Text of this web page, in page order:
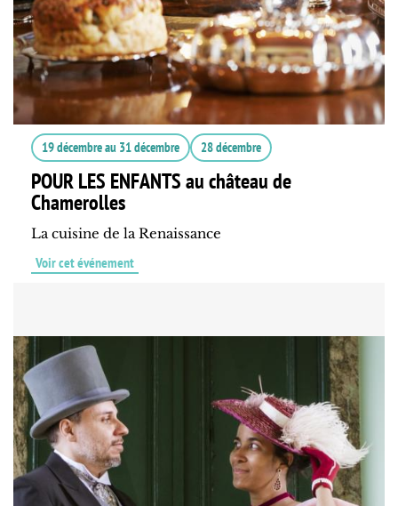
19 décembreau 31 décembre 28 décembre
POUR LES ENFANTS au château de
Chamerolles
La cuisine de la Renaissance
Voir cet événement